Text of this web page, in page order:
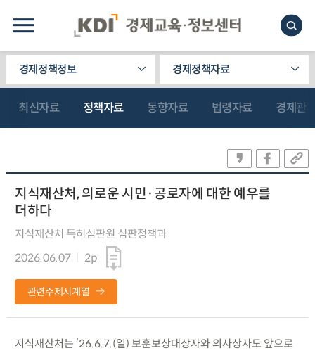
경제정책정보 경제정책자료
최신자료 정책자료 동향자료 법령자료 경제관
지식재산처, 의로운 시민·공로자에 대한 예우를
더하다
지식재산처 특허심판원 심판정책과
2026.06.07
2p
관련주제시계열
지식재산처는 ’26.6.7.(일) 보훈보상대상자와 의사상자도 앞으로